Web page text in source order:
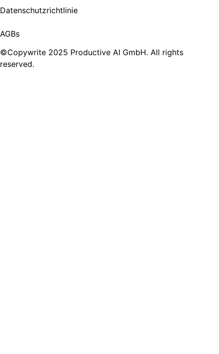
Datenschutzrichtlinie
AGBs
©Copywrite 2025 Productive AI GmbH. All rights
reserved.